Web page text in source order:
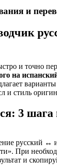
и
и точно
на
и стиль
3 шага
русский ↔
При
и